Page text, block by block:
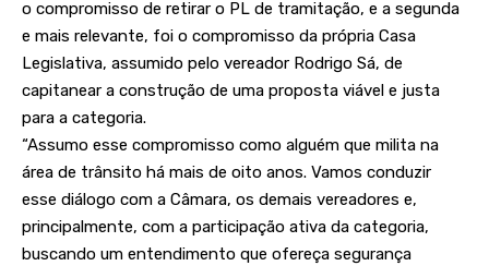
o compromisso de retirar o PL de tramitação, e a segunda
e mais relevante, foi o compromisso da própria Casa
Legislativa, assumido pelo vereador Rodrigo Sá, de
capitanear a construção de uma proposta viável e justa
para a categoria.
“Assumo esse compromisso como alguém que milita na
área de trânsito há mais de oito anos. Vamos conduzir
esse diálogo com a Câmara, os demais vereadores e,
principalmente, com a participação ativa da categoria,
buscando um entendimento que ofereça segurança